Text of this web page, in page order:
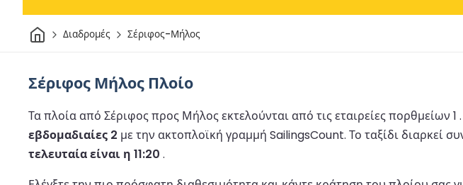
ΣπίτιΔιαδρομές Σέριφος-Μήλος
Σέριφος Μήλος Πλοίο
Τα πλοία από Σέριφος προς Μήλος εκτελούνται από τις εταιρείες πορθμείων 1 .
εβδομαδιαίες 2 με την ακτοπλοϊκή γραμμή SailingsCount. Το ταξίδι διαρκεί
τελευταία είναι η 11:20 .